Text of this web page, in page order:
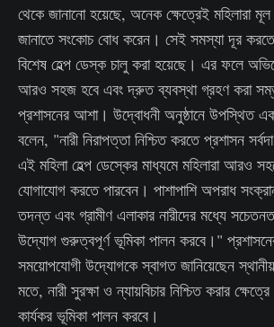
থেকে জানানো হয়েছে, অনেক ক্ষেত্রেই মহিলারা
জানাতে সংকোচ বোধ করেন। সেই সমস্যা দূর
বিশেষ হেল্প ডেস্ক চালু করা হয়েছে। এর ফলে
আরও সহজ হবে এবং দ্রুত ব্যবস্থা গ্রহণ করা
প্রশাসনের আশা। উদ্বোধনী অনুষ্ঠানে উপস্থিত
বলেন, "নারী নিরাপত্তা নিশ্চিত করতে প্রশাসন
এই মহিলা হেল্প ডেস্কের মাধ্যমে মহিলারা আরও
যোগাযোগ করতে পারবেন। পাশাপাশি অপরাধ
তদন্ত এবং গ্রামীণ এলাকার নারীদের মধ্যে
উদ্যোগ গুরুত্বপূর্ণ ভূমিকা পালন করবে।"
সময়োপযোগী উদ্যোগকে স্বাগত জানিয়েছেন স্থানীয়
মতে, নারী সুরক্ষা ও ন্যায়বিচার নিশ্চিত করার
কার্যকর ভূমিকা পালন করবে।